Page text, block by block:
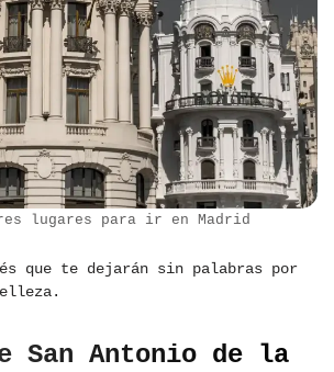
lugares para ir en Madrid
que te dejarán sin palabras por
San Antonio de la